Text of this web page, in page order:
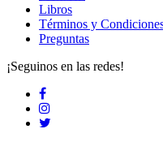
Libros
Términos y
Preguntas
¡Seguinos en las redes!